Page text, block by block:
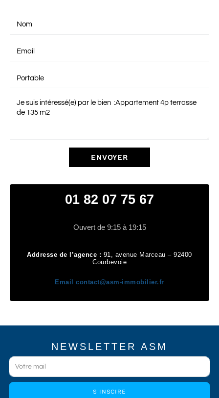
ENVOYER
01 82 07 75 67
Ouvert de 9:15 à 19:15
Addresse de l’agence : 91, avenue Marceau – 92400
Courbevoie
Emailcontact@asm-immobilier.fr
NEWSLETTER ASM
S'INSCIRE